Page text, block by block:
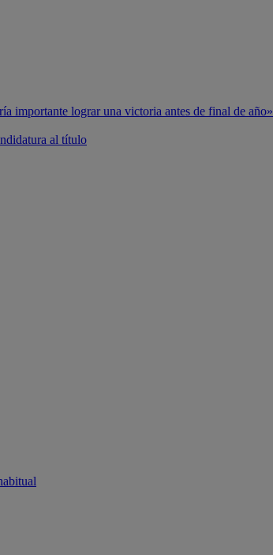
importante lograr una victoria antes de final de año»
al título